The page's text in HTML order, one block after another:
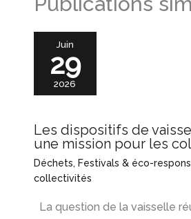
Juin
29
2026
Les dispositifs de
une mission pour les
Déchets, Festivals & éco-
collectivités
La question de la vaisselle